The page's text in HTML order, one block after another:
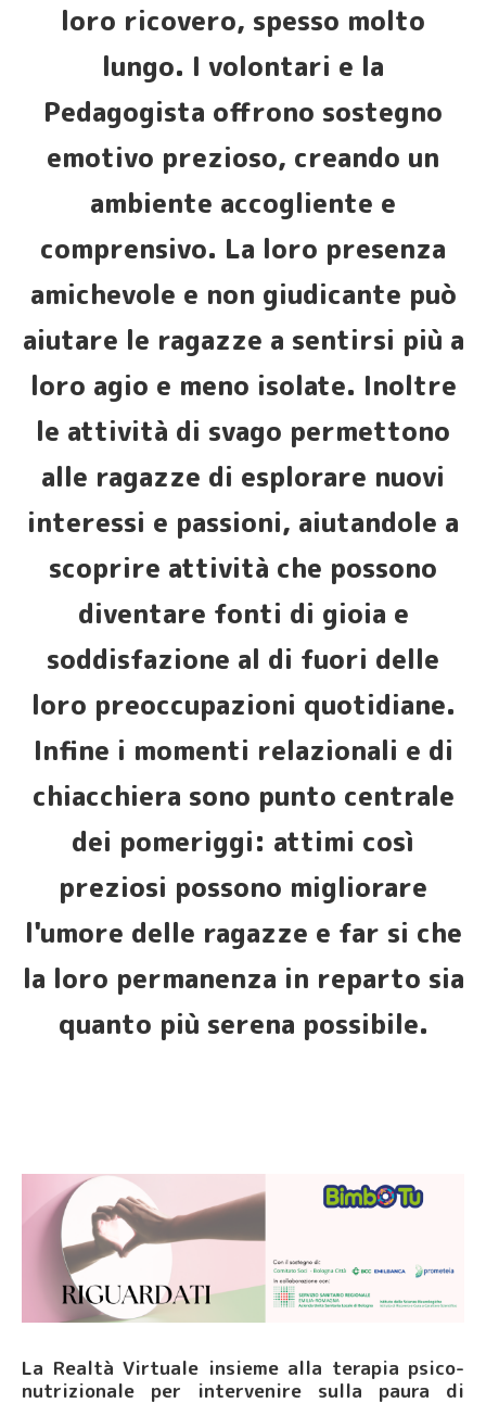
loro ricovero, spesso molto
lungo. I volontari e la
Pedagogista offrono sostegno
emotivo prezioso, creando un
ambiente accogliente e
comprensivo. La loro presenza
amichevole e non giudicante può
aiutare le ragazze a sentirsi più a
loro agio e meno isolate. Inoltre
le attività di svago permettono
alle ragazze di esplorare nuovi
interessi e passioni, aiutandole a
scoprire attività che possono
diventare fonti di gioia e
soddisfazione al di fuori delle
loro preoccupazioni quotidiane.
Infine i momenti relazionali e di
chiacchiera sono punto centrale
dei pomeriggi: attimi così
preziosi possono migliorare
l'umore delle ragazze e far si che
la loro permanenza in reparto sia
quanto più serena possibile.
La Realtà Virtuale insieme alla terapia psico-
nutrizionale per intervenire sulla paura di